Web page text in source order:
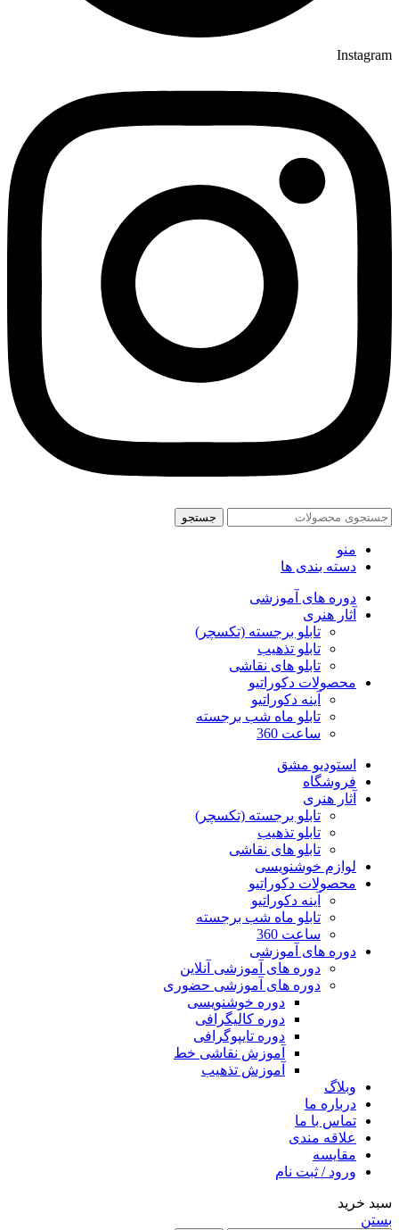
Instagram
جستجو
منو
دسته بندی ها
دوره های آموزشی
آثار هنری
تابلو برجسته (تکسچر)
تابلو تذهیب
تابلو های نقاشی
محصولات دکوراتیو
آینه دکوراتیو
تابلو ماه شب برجسته
ساعت 360
استودیو مشق
فروشگاه
آثار هنری
تابلو برجسته (تکسچر)
تابلو تذهیب
تابلو های نقاشی
لوازم خوشنویسی
محصولات دکوراتیو
آینه دکوراتیو
تابلو ماه شب برجسته
ساعت 360
دوره های آموزشی
دوره های آموزشی آنلاین
دوره های آموزشی حضوری
دوره خوشنویسی
دوره کالیگرافی
دوره تایپوگرافی
آموزش نقاشی خط
آموزش تذهیب
وبلاگ
درباره ما
تماس با ما
علاقه مندی
مقایسه
ورود / ثبت نام
سبد خرید
بستن